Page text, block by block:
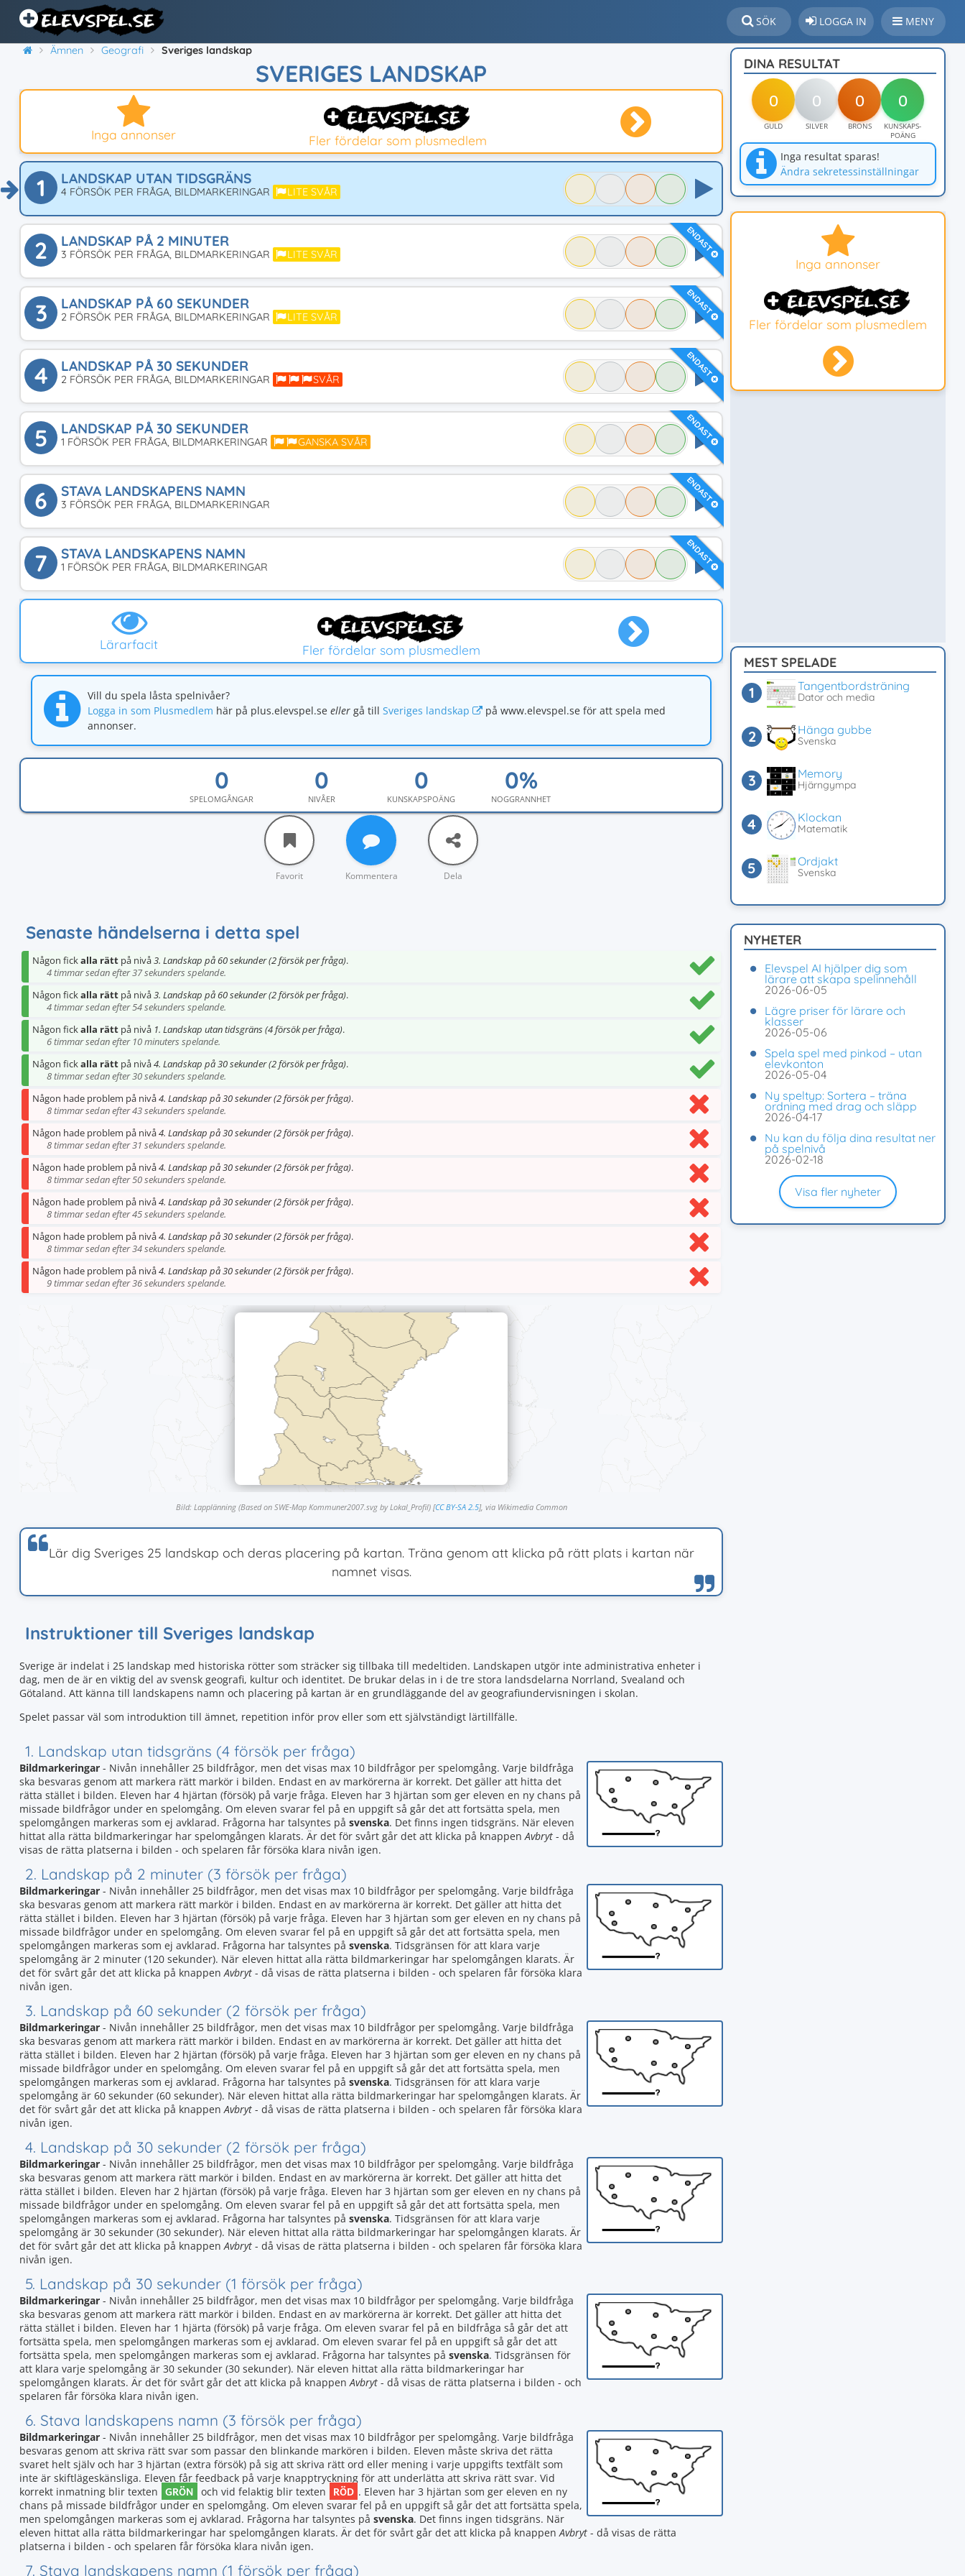
SÖK LOGGA IN MENY
Ämnen Geografi Sveriges landskap
SVERIGES LANDSKAP
Inga annonser Fler fördelar som plusmedlem
1 LANDSKAP UTAN TIDSGRÄNS
4 FÖRSÖK PER FRÅGA, BILDMARKERINGAR LITE SVÅR
ENDAST
2 LANDSKAP PÅ 2 MINUTER
3 FÖRSÖK PER FRÅGA, BILDMARKERINGAR LITE SVÅR
ENDAST
3 LANDSKAP PÅ 60 SEKUNDER
2 FÖRSÖK PER FRÅGA, BILDMARKERINGAR LITE SVÅR
ENDAST
4 LANDSKAP PÅ 30 SEKUNDER
2 FÖRSÖK PER FRÅGA, BILDMARKERINGAR SVÅR
ENDAST
5 LANDSKAP PÅ 30 SEKUNDER
1 FÖRSÖK PER FRÅGA, BILDMARKERINGAR GANSKA SVÅR
ENDAST
6 STAVA LANDSKAPENS NAMN
3 FÖRSÖK PER FRÅGA, BILDMARKERINGAR
ENDAST
7 STAVA LANDSKAPENS NAMN
1 FÖRSÖK PER FRÅGA, BILDMARKERINGAR
Lärarfacit Fler fördelar som plusmedlem
Vill du spela låsta spelnivåer?
Logga in som Plusmedlem här på plus.elevspel.se eller gå till Sveriges landskap
på www.elevspel.se för att spela med
annonser.
SPELOMGÅNGAR NIVÅER KUNSKAPSPOÄNG NOGGRANNHET
Favorit Kommentera Dela
Senaste händelserna i detta spel
Någon fickalla rätt på nivå3. Landskap på 60 sekunder (2 försök per fråga).
4 timmar sedan efter 37 sekunders spelande.
Någon fickalla rätt på nivå3. Landskap på 60 sekunder (2 försök per fråga).
4 timmar sedan efter 54 sekunders spelande.
Någon fickalla rätt på nivå 1. Landskap utan tidsgräns (4 försök per fråga).
6 timmar sedan efter 10 minuters spelande.
Någon fickalla rätt på nivå4. Landskap på 30 sekunder (2 försök per fråga).
8 timmar sedan efter 30 sekunders spelande.
Någon hade problem på nivå4. Landskap på 30 sekunder (2 försök per fråga).
8 timmar sedan efter 43 sekunders spelande.
Någon hade problem på nivå4. Landskap på 30 sekunder (2 försök per fråga).
8 timmar sedan efter 31 sekunders spelande.
Någon hade problem på nivå4. Landskap på 30 sekunder (2 försök per fråga).
8 timmar sedan efter 50 sekunders spelande.
Någon hade problem på nivå4. Landskap på 30 sekunder (2 försök per fråga).
8 timmar sedan efter 45 sekunders spelande.
Någon hade problem på nivå4. Landskap på 30 sekunder (2 försök per fråga).
8 timmar sedan efter 34 sekunders spelande.
Någon hade problem på nivå4. Landskap på 30 sekunder (2 försök per fråga).
9 timmar sedan efter 36 sekunders spelande.
Bild: Lapplänning (Based on SWE-Map Kommuner2007.svg by Lokal_Profil) [CC BY-SA 2.5], via Wikimedia Common
Lär dig Sveriges 25 landskap och deras placering på kartan. Träna genom att klicka på rätt plats i kartan när
namnet visas.
Instruktioner till Sveriges landskap
Sverige är indelat i 25 landskap med historiska rötter som sträcker sig tillbaka till medeltiden. Landskapen utgör inte administrativa enheter i
dag, men de är en viktig del av svensk geografi, kultur och identitet. De brukar delas in i de tre stora landsdelarna Norrland, Svealand och
Götaland. Att känna till landskapens namn och placering på kartan är en grundläggande del av geografiundervisningen i skolan.
Spelet passar väl som introduktion till ämnet, repetition inför prov eller som ett självständigt lärtillfälle.
1. Landskap utan tidsgräns (4 försök per fråga)
Bildmarkeringar - Nivån innehåller 25 bildfrågor, men det visas max 10 bildfrågor per spelomgång. Varje bildfråga
ska besvaras genom att markera rätt markör i bilden. Endast en av markörerna är korrekt. Det gäller att hitta det
rätta stället i bilden. Eleven har 4 hjärtan (försök) på varje fråga. Eleven har 3 hjärtan som ger eleven en ny chans på
missade bildfrågor under en spelomgång. Om eleven svarar fel på en uppgift så går det att fortsätta spela, men
spelomgången markeras som ej avklarad. Frågorna har talsyntes på svenska. Det finns ingen tidsgräns. När eleven
hittat alla rätta bildmarkeringar har spelomgången klarats. Är det för svårt går det att klicka på knappenAvbryt - då
visas de rätta platserna i bilden - och spelaren får försöka klara nivån igen.
2. Landskap på 2 minuter (3 försök per fråga)
Bildmarkeringar - Nivån innehåller 25 bildfrågor, men det visas max 10 bildfrågor per spelomgång. Varje bildfråga
ska besvaras genom att markera rätt markör i bilden. Endast en av markörerna är korrekt. Det gäller att hitta det
rätta stället i bilden. Eleven har 3 hjärtan (försök) på varje fråga. Eleven har 3 hjärtan som ger eleven en ny chans på
missade bildfrågor under en spelomgång. Om eleven svarar fel på en uppgift så går det att fortsätta spela, men
spelomgången markeras som ej avklarad. Frågorna har talsyntes på svenska. Tidsgränsen för att klara varje
spelomgång är 2 minuter (120 sekunder). När eleven hittat alla rätta bildmarkeringar har spelomgången klarats. Är
det för svårt går det att klicka på knappenAvbryt - då visas de rätta platserna i bilden - och spelaren får försöka klara
nivån igen.
3. Landskap på 60 sekunder (2 försök per fråga)
Bildmarkeringar - Nivån innehåller 25 bildfrågor, men det visas max 10 bildfrågor per spelomgång. Varje bildfråga
ska besvaras genom att markera rätt markör i bilden. Endast en av markörerna är korrekt. Det gäller att hitta det
rätta stället i bilden. Eleven har 2 hjärtan (försök) på varje fråga. Eleven har 3 hjärtan som ger eleven en ny chans på
missade bildfrågor under en spelomgång. Om eleven svarar fel på en uppgift så går det att fortsätta spela, men
spelomgången markeras som ej avklarad. Frågorna har talsyntes på svenska. Tidsgränsen för att klara varje
spelomgång är 60 sekunder (60 sekunder). När eleven hittat alla rätta bildmarkeringar har spelomgången klarats. Är
det för svårt går det att klicka på knappenAvbryt - då visas de rätta platserna i bilden - och spelaren får försöka klara
nivån igen.
4. Landskap på 30 sekunder (2 försök per fråga)
Bildmarkeringar - Nivån innehåller 25 bildfrågor, men det visas max 10 bildfrågor per spelomgång. Varje bildfråga
ska besvaras genom att markera rätt markör i bilden. Endast en av markörerna är korrekt. Det gäller att hitta det
rätta stället i bilden. Eleven har 2 hjärtan (försök) på varje fråga. Eleven har 3 hjärtan som ger eleven en ny chans på
missade bildfrågor under en spelomgång. Om eleven svarar fel på en uppgift så går det att fortsätta spela, men
spelomgången markeras som ej avklarad. Frågorna har talsyntes på svenska. Tidsgränsen för att klara varje
spelomgång är 30 sekunder (30 sekunder). När eleven hittat alla rätta bildmarkeringar har spelomgången klarats. Är
det för svårt går det att klicka på knappenAvbryt - då visas de rätta platserna i bilden - och spelaren får försöka klara
nivån igen.
5. Landskap på 30 sekunder (1 försök per fråga)
Bildmarkeringar - Nivån innehåller 25 bildfrågor, men det visas max 10 bildfrågor per spelomgång. Varje bildfråga
ska besvaras genom att markera rätt markör i bilden. Endast en av markörerna är korrekt. Det gäller att hitta det
rätta stället i bilden. Eleven har 1 hjärta (försök) på varje fråga. Om eleven svarar fel på en bildfråga så går det att
fortsätta spela, men spelomgången markeras som ej avklarad. Om eleven svarar fel på en uppgift så går det att
fortsätta spela, men spelomgången markeras som ej avklarad. Frågorna har talsyntes på svenska. Tidsgränsen för
att klara varje spelomgång är 30 sekunder (30 sekunder). När eleven hittat alla rätta bildmarkeringar har
spelomgången klarats. Är det för svårt går det att klicka på knappenAvbryt - då visas de rätta platserna i bilden - och
spelaren får försöka klara nivån igen.
6. Stava landskapens namn (3 försök per fråga)
Bildmarkeringar - Nivån innehåller 25 bildfrågor, men det visas max 10 bildfrågor per spelomgång. Varje bildfråga
besvaras genom att skriva rätt svar som passar den blinkande markören i bilden. Eleven måste skriva det rätta
svaret helt själv och har 3 hjärtan (extra försök) på sig att skriva rätt ord eller mening i varje uppgifts textfält som
inte är skiftlägeskänsliga. Eleven får feedback på varje knapptryckning för att underlätta att skriva rätt svar. Vid
korrekt inmatning blir texten GRÖN och vid felaktig blir texten RÖD . Eleven har 3 hjärtan som ger eleven en ny
chans på missade bildfrågor under en spelomgång. Om eleven svarar fel på en uppgift så går det att fortsätta spela,
men spelomgången markeras som ej avklarad. Frågorna har talsyntes på svenska. Det finns ingen tidsgräns. När
eleven hittat alla rätta bildmarkeringar har spelomgången klarats. Är det för svårt går det att klicka på knappenAvbryt - då visas de rätta
platserna i bilden - och spelaren får försöka klara nivån igen.
7. Stava landskapens namn (1 försök per fråga)
DINA RESULTAT
0 0 0 0
GULD SILVER BRONS
KUNSKAPS-
POÄNG
Inga resultat sparas!
Ändra sekretessinställningar
Inga annonser
Fler fördelar som plusmedlem
MEST SPELADE
Tangentbordsträning
Dator och media
Hänga gubbe
Svenska
Memory
Hjärngympa
Klockan
Matematik
Ordjakt
Svenska
NYHETER
Elevspel AI hjälper dig som
lärare att skapa spelinnehåll
2026-06-05
Lägre priser för lärare och
klasser
2026-05-06
Spela spel med pinkod – utan
elevkonton
2026-05-04
Ny speltyp: Sortera – träna
ordning med drag och släpp
2026-04-17
Nu kan du följa dina resultat ner
på spelnivå
2026-02-18
Visa fler nyheter